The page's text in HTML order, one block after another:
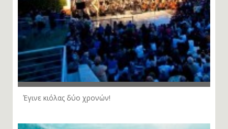
Έγινε κιόλας δύο χρονών!